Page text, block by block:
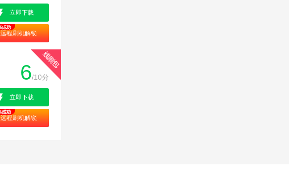
立即下载
远程刷机解锁
6/10分
立即下载
远程刷机解锁